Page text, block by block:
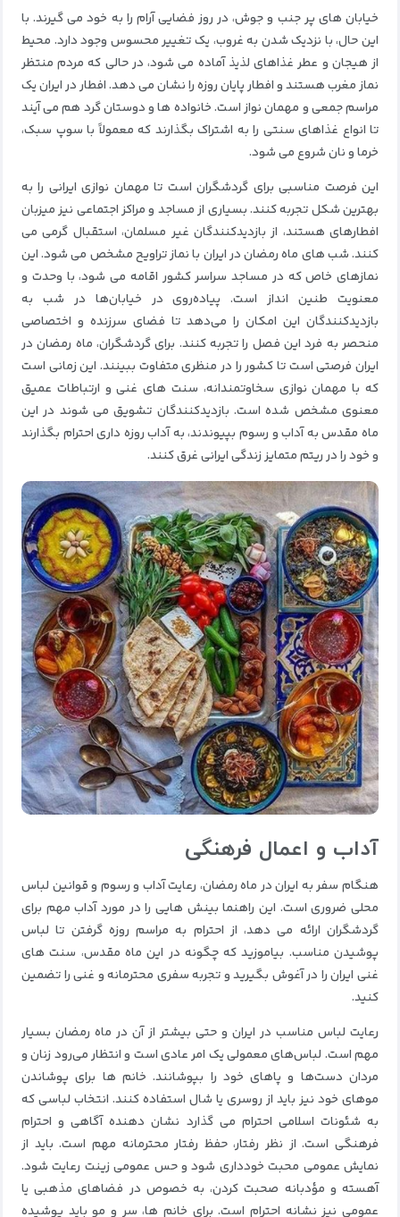
خیابان های پر جنب و جوش، در روز فضایی آرام را به خود می گیرند. با
این حال، با نزدیک شدن به غروب، یک تغییر محسوس وجود دارد. محیط
از هیجان و عطر غذاهای لذیذ آماده می شود، در حالی که مردم منتظر
نماز مغرب هستند و افطار پایان روزه را نشان می دهد.افطار در ایران یک
مراسم جمعی و مهمان نواز است.خانواده ها و دوستان گرد هم می آیند
تا انواع غذاهای سنتی را به اشتراک بگذارند که معمولاً با سوپ سبک،
خرما و نان شروع می شود.
این فرصت مناسبی برای گردشگران است تا مهمان نوازی ایرانی را به
بهترین شکل تجربه کنند.بسیاری از مساجد و مراکز اجتماعی نیز میزبان
افطارهای هستند، از بازدیدکنندگان غیر مسلمان، استقبال گرمی می
کنند.شب های ماه رمضان در ایران با نماز تراویح مشخص می شود.این
نمازهای خاص که در مساجد سراسر کشور اقامه می شود، با وحدت و
معنویت طنین انداز است. پیاده‌روی در خیابان‌ها در شب به
بازدیدکنندگان این امکان را می‌دهد تا فضای سرزنده و اختصاصی
منحصر به فرد این فصل را تجربه کنند. برای گردشگران، ماه رمضان در
ایران فرصتی است تا کشور را در منظری متفاوت ببینند. این زمانی است
که با مهمان نوازی سخاوتمندانه، سنت های غنی و ارتباطات عمیق
معنوی مشخص شده است. بازدیدکنندگان تشویق می شوند در این
ماه مقدس به آداب و رسوم بپیوندند، به آداب روزه داری احترام بگذارند
و خود را در ریتم متمایز زندگی ایرانی غرق کنند.
آداب و اعمال فرهنگی
هنگام سفر به ایران در ماه رمضان، رعایت آداب و رسوم و قوانین لباس
محلی ضروری است. این راهنما بینش هایی را در مورد آداب مهم برای
گردشگران ارائه می دهد، از احترام به مراسم روزه گرفتن تا لباس
پوشیدن مناسب. بیاموزید که چگونه در این ماه مقدس، سنت های
غنی ایران را در آغوش بگیرید و تجربه سفری محترمانه و غنی را تضمین
کنید.
رعایت لباس مناسب در ایران و حتی بیشتر از آن در ماه رمضان بسیار
مهم است. لباس‌های معمولی یک امر عادی است و انتظار می‌رود زنان و
مردان دست‌ها و پاهای خود را بپوشانند. خانم ها برای پوشاندن
موهای خود نیز باید از روسری یا شال استفاده کنند. انتخاب لباسی که
به شئونات اسلامی احترام می گذارد نشان دهنده آگاهی و احترام
فرهنگی است. از نظر رفتار، حفظ رفتار محترمانه مهم است. باید از
نمایش عمومی محبت خودداری شود و حس عمومی زینت رعایت شود.
آهسته و مؤدبانه صحبت کردن، به خصوص در فضاهای مذهبی یا
عمومی نیز نشانه احترام است. برای خانم ها، سر و مو باید پوشیده